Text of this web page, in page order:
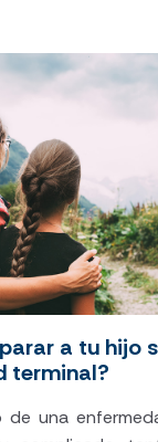
a tu hijo
terminal?
de una